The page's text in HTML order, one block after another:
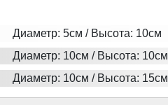
Диаметр: 5см / Высота: 10см
Диаметр: 10см / Высота: 10см
Диаметр: 10см / Высота: 15см